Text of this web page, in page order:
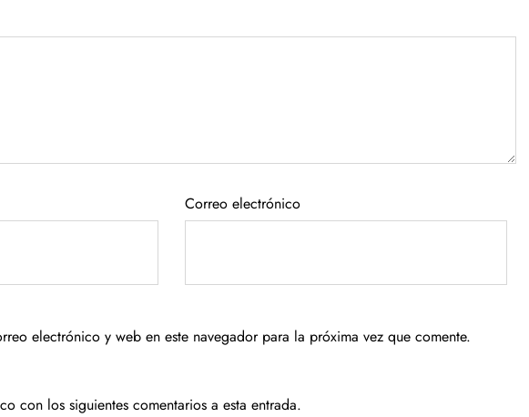
Correo electrónico
electrónico y web en este navegador para la próxima vez que comente.
con los siguientes comentarios a esta entrada.